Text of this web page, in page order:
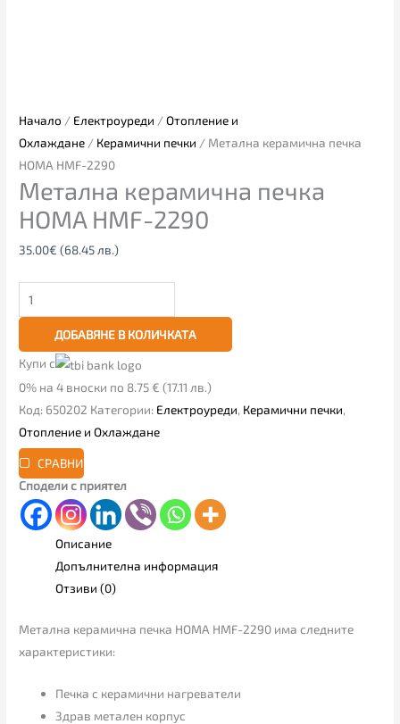
Начало / Електроуреди /Отопление и
Охлаждане / Керамични печки / Метална керамична печка
HOMA HMF-2290
Метална керамична печка
HOMA HMF-2290
35.00€ (68.45 лв.)
ДОБАВЯНЕ В КОЛИЧКАТА
Купи с
0% на 4 вноски по 8.75 € (17.11 лв.)
Код: 650202 Категории: Електроуреди, Керамични печки,
Отопление и Охлаждане
СРАВНИ
Сподели с приятел
Описание
Допълнителна информация
Отзиви (0)
Метална керамична печка HOMA HMF-2290 има следните
характеристики:
Печка с керамични нагреватели
Здрав метален корпус